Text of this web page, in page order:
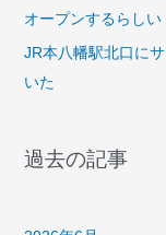
オープンするらしい
JR本八幡駅北口に
いた
過去の記事